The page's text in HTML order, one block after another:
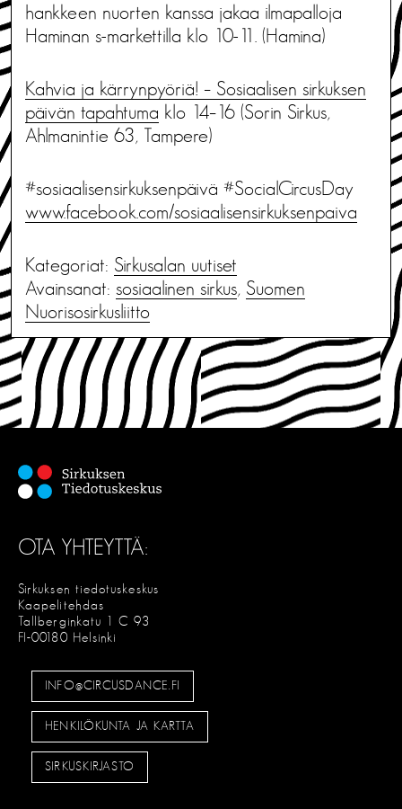
hankkeen nuorten kanssa jakaa ilmapalloja
Haminan s-markettilla klo 10-11. (Hamina)
Kahvia ja kärrynpyöriä! – Sosiaalisen sirkuksen
päivän tapahtuma klo 14–16 (Sorin Sirkus,
Ahlmanintie 63, Tampere)
#sosiaalisensirkuksenpäivä #SocialCircusDay
www.facebook.com/sosiaalisensirkuksenpaiva
Kategoriat: Sirkusalan uutiset
Avainsanat: sosiaalinen sirkus, Suomen
Nuorisosirkusliitto
OTA YHTEYTTÄ:
Sirkuksen tiedotuskeskus
Kaapelitehdas
Tallberginkatu 1 C 93
FI-00180 Helsinki
INFO@CIRCUSDANCE.FI
HENKILÖKUNTA JA KARTTA
SIRKUSKIRJASTO